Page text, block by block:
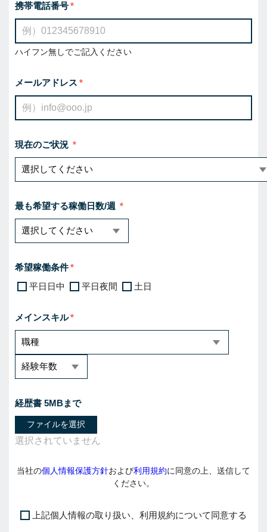
携帯電話番号
ハイフン無しでご記入ください
メールアドレス
現在のご状況
最も希望する稼働日数/週
希望稼働条件
平日日中
平日夜間 土日
メインスキル
経歴書 5MBまで
ファイルを選択
当社の個人情報保護方針および利用規約に同意の上、送信して
ください。
上記個人情報の取り扱い、利用規約について同意する